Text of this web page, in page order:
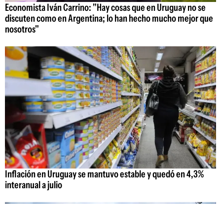
Economista Iván Carrino: "Hay cosas que en Uruguay no se
discuten como en Argentina; lo han hecho mucho mejor que
nosotros"
Inflación en Uruguay se mantuvo estable y quedó en 4,3%
interanual a julio